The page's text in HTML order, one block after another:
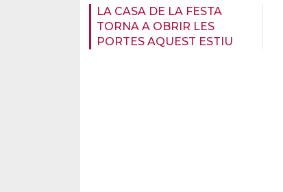
LA CASA DE LA FESTA
TORNA A OBRIR LES
PORTES AQUEST ESTIU